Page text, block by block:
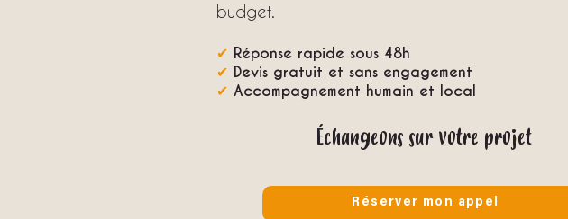
budget.
✔ Réponse rapide sous 48h
✔ Devis gratuit et sans engagement
✔ Accompagnement humain et local
Échangeons sur votre projet
Réserver mon appel